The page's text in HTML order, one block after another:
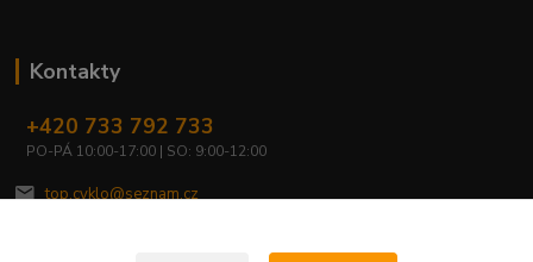
Kontakty
+420 733 792 733
PO-PÁ 10:00-17:00 | SO: 9:00-12:00
top.cyklo@seznam.cz